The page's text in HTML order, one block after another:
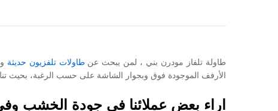
طاولة تلفاز مودرن بني ، لمن يبحث عنطاولات تلفزيون حديثة
الأرفف الموجودة فوق وبجوار الشاشة على حسب الرغبة،
اراء بعض عملائنا في جودة الخشب